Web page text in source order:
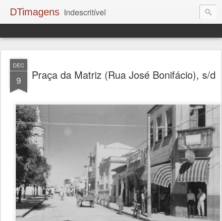
DTimagens Indescritível
DEC
9 Praça da Matriz (Rua José Bonifácio), s/d